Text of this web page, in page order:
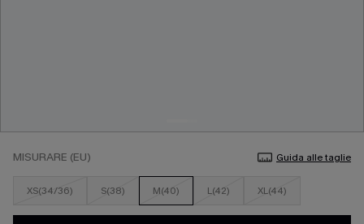
MISURARE (EU) Guida alle taglie
XS(34/36) S(38) M(40) L(42) XL(44)